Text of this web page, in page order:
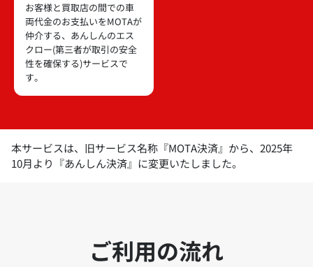
お客様と買取店の間での車
両代金のお支払いをMOTAが
仲介する、あんしんのエス
クロー(第三者が取引の安全
性を確保する)サービスで
す。
本サービスは、旧サービス名称『MOTA決済』から、2025年
10月より『あんしん決済』に変更いたしました。
ご利用の流れ